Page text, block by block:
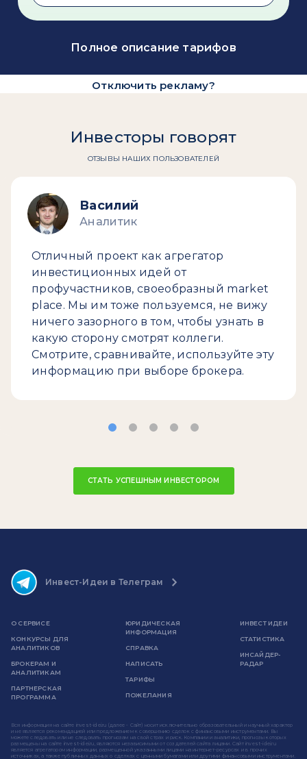
Полное описание тарифов
Отключить рекламу?
Инвесторы говорят
ОТЗЫВЫ НАШИХ ПОЛЬЗОВАТЕЛЕЙ
Василий
Аналитик
Отличный проект как агрегатор
инвестиционных идей от
профучастников, своеобразный market
place. Мы им тоже пользуемся, не вижу
ничего зазорного в том, чтобы узнать в
какую сторону смотрят коллеги.
Смотрите, сравнивайте, используйте эту
информацию при выборе брокера.
СТАТЬ УСПЕШНЫМ ИНВЕСТОРОМ
Инвест-Идеи в Телеграм
О СЕРВИСЕ
КОНКУРСЫ ДЛЯ
АНАЛИТИКОВ
БРОКЕРАМ И
АНАЛИТИКАМ
ПАРТНЕРСКАЯ
ПРОГРАММА
ЮРИДИЧЕСКАЯ
ИНФОРМАЦИЯ
СПРАВКА
НАПИСАТЬ
ТАРИФЫ
ПОЖЕЛАНИЯ
ИНВЕСТ ИДЕИ
СТАТИСТИКА
ИНСАЙДЕР-
РАДАР
Вся информация на сайте invest-idei.ru (далее - Сайт) носит исключительно образовательный и научный характер
и не является рекомендацией или предложением к совершению сделок с финансовыми инструментами. Вы
можете следовать или не следовать прогнозам на свой страх и риск. Компании и аналитики, прогнозы которых
размещены на сайте invest-idei.ru, являются независимыми от создателей сайта лицами. Сайт invest-idei.ru
является агрегатором информации, размещенной указанными лицами на интернет-ресурсах и в прочих
источниках, а также публичных данных о сделках с ценными бумагами или другими финансовыми инструментами.